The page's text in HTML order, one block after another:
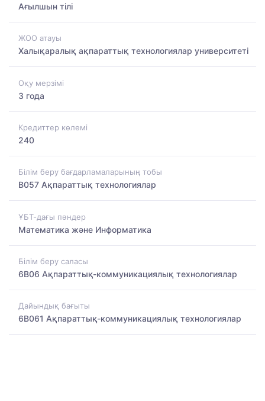
Ағылшын тілі
ЖОО атауы
Халықаралық ақпараттық технологиялар университеті
Оқу мерзімі
3 года
Кредиттер көлемі
240
Білім беру бағдарламаларының тобы
B057 Ақпараттық технологиялар
ҰБТ-дағы пәндер
Математика және Информатика
Білім беру саласы
6B06 Ақпараттық-коммуникациялық технологиялар
Дайындық бағыты
6B061 Ақпараттық-коммуникациялық технологиялар